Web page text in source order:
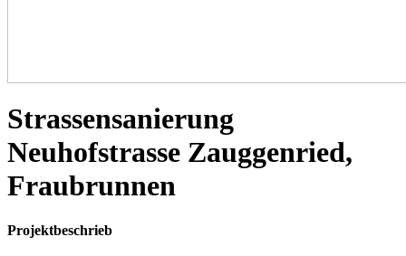
Strassensanierung
Neuhofstrasse Zauggenried,
Fraubrunnen
Projektbeschrieb